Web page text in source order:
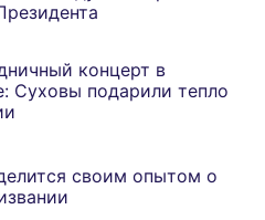
концерт в
Суховы подарили тепло
своим опытом о